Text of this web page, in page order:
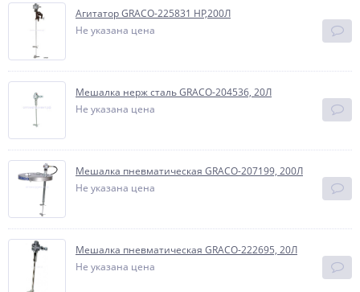
Агитатор GRACO-225831 HP,200Л
Не указана цена
Мешалка нерж сталь GRACO-204536, 20Л
Не указана цена
Мешалка пневматическая GRACO-207199, 200Л
Не указана цена
Мешалка пневматическая GRACO-222695, 20Л
Не указана цена